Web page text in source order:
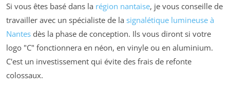
Si vous êtes basé dans la région nantaise, je vous conseille de
travailler avec un spécialiste de la signalétique lumineuse à
Nantes dès la phase de conception. Ils vous diront si votre
logo "C" fonctionnera en néon, en vinyle ou en aluminium.
C'est un investissement qui évite des frais de refonte
colossaux.